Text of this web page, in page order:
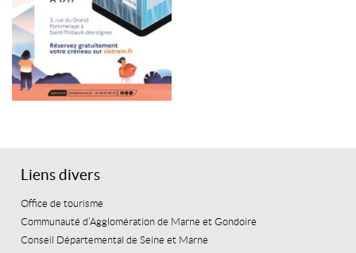
Liens divers
Office de tourisme
Communauté d’Agglomération de Marne et Gondoire
Conseil Départemental de Seine et Marne